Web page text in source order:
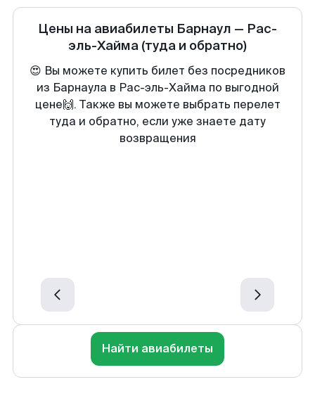
Цены на авиабилеты Барнаул — Рас-
эль-Хайма (туда и обратно)
😍 Вы можете купить билет без посредников
из Барнаула в Рас-эль-Хайма по выгодной
цене🙌. Также вы можете выбрать перелет
туда и обратно, если уже знаете дату
возвращения
Найти авиабилеты